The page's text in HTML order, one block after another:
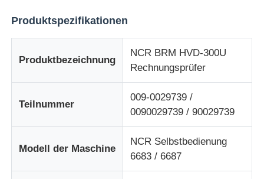
Produkte
Produktspezifikationen
Produktbezeichnung
NCR BRM HVD-300U
Rechnungsprüfer
Teilnummer
009-0029739 /
0090029739 / 90029739
Modell der Maschine
NCR Selbstbedienung
6683 / 6687